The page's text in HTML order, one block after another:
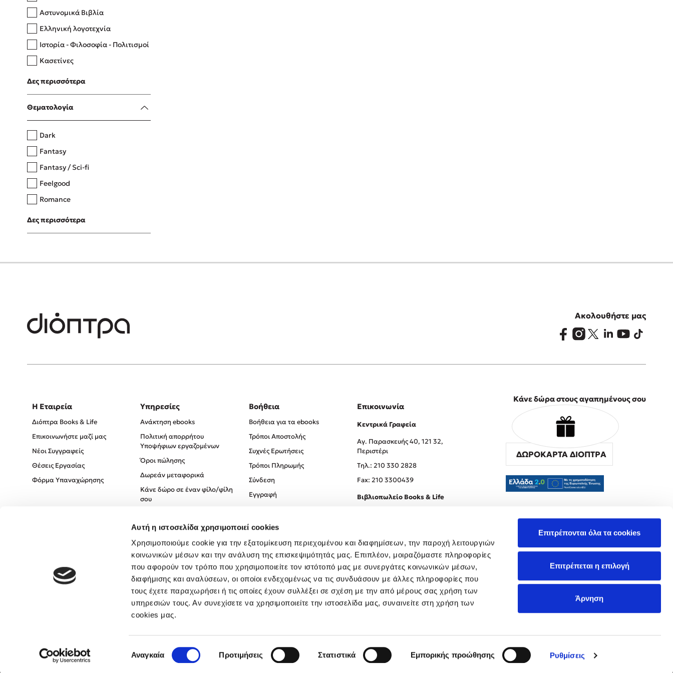
Αυτή η ιστοσελίδα χρησιμοποιεί cookies
Χρησιμοποιούμε cookie για την εξατομίκευση περιεχομένου και διαφημίσεων, την παροχή λειτουργιών
κοινωνικών μέσων και την ανάλυση της επισκεψιμότητάς μας. Επιπλέον, μοιραζόμαστε πληροφορίες
που αφορούν τον τρόπο που χρησιμοποιείτε τον ιστότοπό μας με συνεργάτες κοινωνικών μέσων,
διαφήμισης και αναλύσεων, οι οποίοι ενδεχομένως να τις συνδυάσουν με άλλες πληροφορίες που
τους έχετε παραχωρήσει ή τις οποίες έχουν συλλέξει σε σχέση με την από μέρους σας χρήση των
υπηρεσιών τους. Αν συνεχίσετε να χρησιμοποιείτε την ιστοσελίδα μας, συναινείτε στη χρήση των
cookies μας.
συγκατάθεσης
Αναγκαία Προτιμήσεις Στατιστικά Εμπορικής προώθησης Ρυθμίσεις
Επιτρέπονται όλα τα cookies
Επιτρέπεται η επιλογή
Άρνηση
Δανάη Δεληγεώργη
Πάνω, κάτω, μπροστά, πίσω
Η μέθοδος Αφήστε τους
Αστυνομικά Βιβλία
Ελληνική λογοτεχνία
Ιστορία - Φιλοσοφία - Πολιτισμοί
Κασετίνες
Λευκώματα - Έγχρωμοι οδηγοί
Μαγειρική
Δες περισσότερα
Θεματολογία
Dark
Fantasy
Fantasy / Sci-fi
Feelgood
Romance
Upmarket
Young Adult
Δες περισσότερα
Ακολουθήστε μας
Η Εταιρεία
Διόπτρα Books & Life
Επικοινωνήστε μαζί μας
Νέοι Συγγραφείς
Θέσεις Εργασίας
Φόρμα Υπαναχώρησης
Υπηρεσίες
Ανάκτηση ebooks
Πολιτική απορρήτου
Υποψήφιων εργαζομένων
Όροι πώλησης
Δωρεάν μεταφορικά
Κάνε δώρο σε έναν φίλο/φίλη
σου
Πολιτική Απορρήτου
Όροι χρήσης
Βοήθεια
Βοήθεια για τα ebooks
Τρόποι Αποστολής
Συχνές Ερωτήσεις
Τρόποι Πληρωμής
Σύνδεση
Εγγραφή
Επικοινωνία
Κεντρικά Γραφεία
Αγ. Παρασκευής 40, 121 32,
Περιστέρι
Tηλ.: 210 330 2828
Fax: 210 3300439
Βιβλιοπωλείο Books & Life
Κάνε δώρα στους αγαπημένους σου
ΔΩΡΟΚΑΡΤΑ ΔΙΟΠΤΡΑ
Created by Powered by